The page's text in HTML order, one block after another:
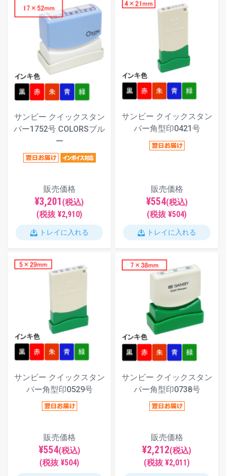
サンビー クイックスタン
パー1752号 COLORSブル
ー
販売価格
¥3,201 (税込)
(税抜 ¥2,910)
トレイに入れる
サンビー クイックスタン
パー角型印0421号
販売価格
¥554(税込)
(税抜 ¥504)
トレイに入れる
サンビー クイックスタン
パー角型印0529号
販売価格
¥554(税込)
(税抜 ¥504)
サンビー クイックスタン
パー角型印0738号
販売価格
¥2,212(税込)
(税抜 ¥2,011)